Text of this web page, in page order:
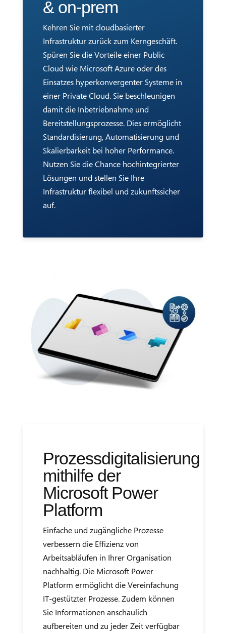
& on-prem
Kehren Sie mit cloudbasierter
Infrastruktur zurück zum Kerngeschäft.
Spüren Sie die Vorteile einer Public
Cloud wie Microsoft Azure oder des
Einsatzes hyperkonvergenter Systeme in
einer Private Cloud. Sie beschleunigen
damit die Inbetriebnahme und
Bereitstellungsprozesse. Dies ermöglicht
Standardisierung, Automatisierung und
Skalierbarkeit bei hoher Performance.
Nutzen Sie die Chance hochintegrierter
Lösungen und stellen Sie Ihre
Infrastruktur flexibel und zukunftssicher
auf.
Prozessdigitalisierung
mithilfe der
Microsoft Power
Platform
Einfache und zugängliche Prozesse
verbessern die Effizienz von
Arbeitsabläufen in Ihrer Organisation
nachhaltig. Die Microsoft Power
Platform ermöglicht die Vereinfachung
IT-gestützter Prozesse. Zudem können
Sie Informationen anschaulich
aufbereiten und zu jeder Zeit verfügbar